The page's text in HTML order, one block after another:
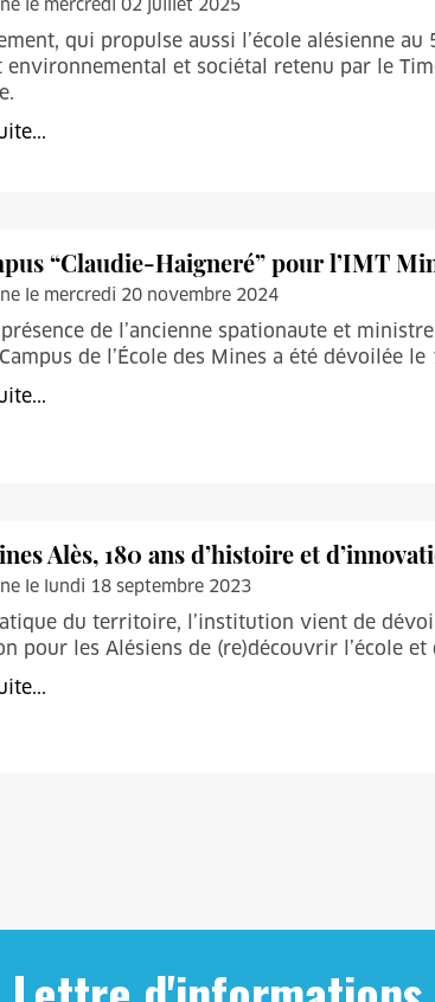
le mercredi 02 juillet 2025
qui propulse aussi l’école alésienne
environnemental et sociétal retenu par le
“Claudie-Haigneré” pour l’IMT
le mercredi 20 novembre 2024
présence de l’ancienne spationaute et
de l’École des Mines a été dévoilée
Alès, 180 ans d’histoire et
le lundi 18 septembre 2023
du territoire, l’institution vient de
pour les Alésiens de (re)découvrir l’école